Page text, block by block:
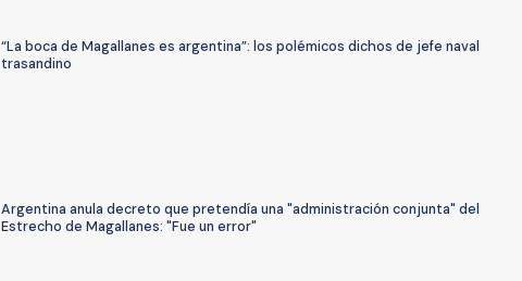
“La boca de Magallanes es argentina”: los polémicos dichos de jefe naval
trasandino
Argentina anula decreto que pretendía una "administración conjunta" del
Estrecho de Magallanes: "Fue un error"